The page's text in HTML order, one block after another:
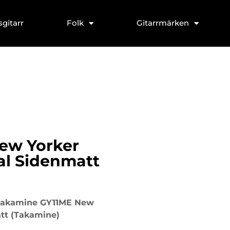
Folk Gitarrmärken
Yorker
Sidenmatt
GY11ME New
(Takamine)